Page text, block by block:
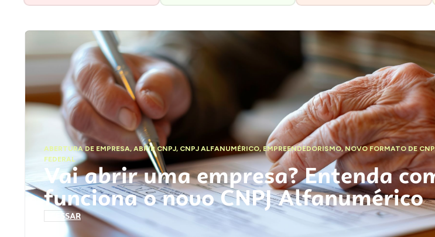
ABERTURA DE EMPRESA,ABRIR CNPJ, CNPJ ALFANUMÉRICO, EMPREENDEDORISMO,NOVO FORMATO DE
FEDERAL
Vai abrir uma empresa? Entenda
funciona o novo CNPJ Alfanumérico
ACESSAR